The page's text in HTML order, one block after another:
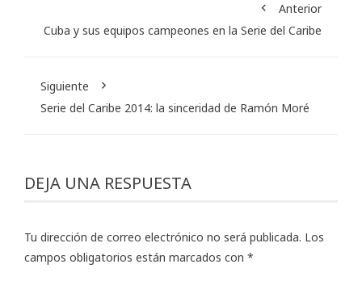
Anterior
Cuba y sus equipos campeones en la Serie del Caribe
Siguiente
Serie del Caribe 2014: la sinceridad de Ramón Moré
DEJA UNA RESPUESTA
Tu dirección de correo electrónico no será publicada. Los
campos obligatorios están marcados con *